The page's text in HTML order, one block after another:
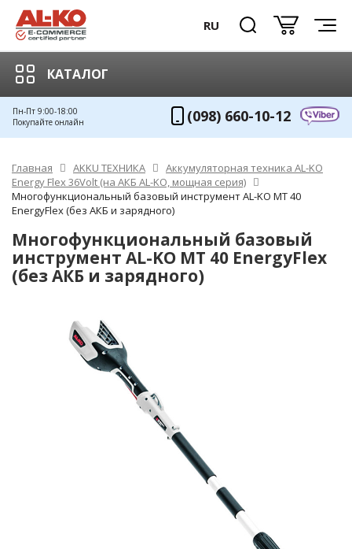
RU
КАТАЛОГ
Пн-Пт 9:00-18:00
Покупайте онлайн
(098) 660-10-12
Главная AKKU ТЕХНИКА
Аккумуляторная техника AL-KO
Energy Flex 36Volt (на АКБ AL-KO, мощная серия)
Многофункциональный базовый инструмент AL-KO МT 40
EnergyFlex (без АКБ и зарядного)
Многофункциональный базовый
инструмент AL-KO МT 40 EnergyFlex
(без АКБ и зарядного)